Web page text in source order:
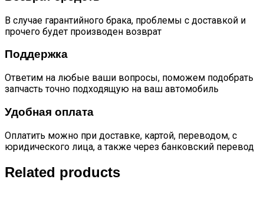
В случае гарантийного брака, проблемы с доставкой и
прочего будет производен возврат
Поддержка
Ответим на любые ваши вопросы, поможем подобрать
запчасть точно подходящую на ваш автомобиль
Удобная оплата
Оплатить можно при доставке, картой, переводом, с
юридического лица, а также через банковский перевод
Related products